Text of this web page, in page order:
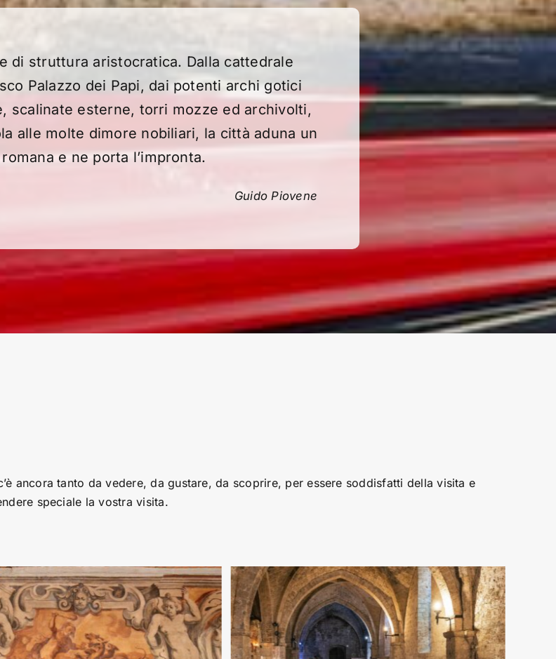
di struttura aristocratica. Dalla cattedrale
Palazzo dei Papi, dai potenti archi gotici
scalinate esterne, torri mozze ed archivolti,
alle molte dimore nobiliari, la città aduna un
e ne porta l’impronta.
Guido Piovene
ancora tanto da vedere, da gustare, da scoprire, per essere soddisfatti della visita e
speciale la vostra visita.